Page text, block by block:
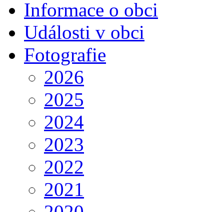
Informace o obci
Události v obci
Fotografie
2026
2025
2024
2023
2022
2021